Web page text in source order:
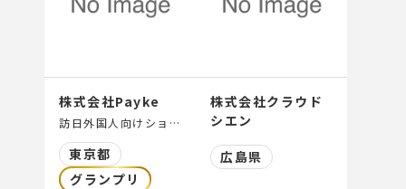
株式会社Payke
訪日外国人向けショッピングサポートアプリ「Payke」の開発・運営物販・商品開発のコンサルティング
東京都
グランプリ
株式会社クラウド
シエン
広島県